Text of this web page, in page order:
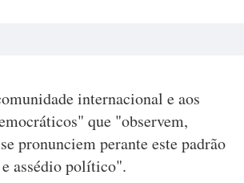
internacional e aos
que "observem,
pronunciem perante este padrão
assédio político".